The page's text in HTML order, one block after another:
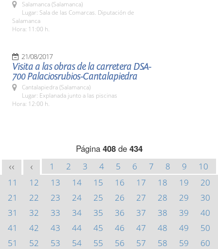
Salamanca (Salamanca)
Lugar: Sala de las Comarcas. Diputación de
Salamanca
Hora: 11:00 h.
21/08/2017
Visita a las obras de la carretera DSA-
700 Palaciosrubios-Cantalapiedra
Cantalapiedra (Salamanca)
Lugar: Explanada junto a las piscinas
Hora: 12:00 h.
Página 408de 434
<< < 1 2 3 4 5 6 7 8 9
10
11
12 13 14 15 16 17 18 19
20
21
22 23 24 25 26 27 28 29
30
31
32 33 34 35 36 37 38 39
40
41
42 43 44 45 46 47 48 49
50
51
52 53 54 55 56 57 58 59
60